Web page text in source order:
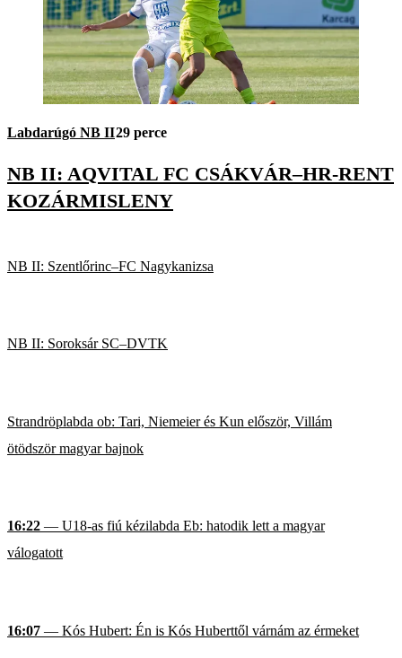
Labdarúgó NB II29 perce
NB II: AQVITAL FC CSÁKVÁR–HR-RENT
KOZÁRMISLENY
NB II: Szentlőrinc–FC Nagykanizsa
NB II: Soroksár SC–DVTK
Strandröplabda ob: Tari, Niemeier és Kun először, Villám
ötödször magyar bajnok
16:22 — U18-as fiú kézilabda Eb: hatodik lett a magyar
válogatott
16:07 — Kós Hubert: Én is Kós Huberttől várnám az érmeket